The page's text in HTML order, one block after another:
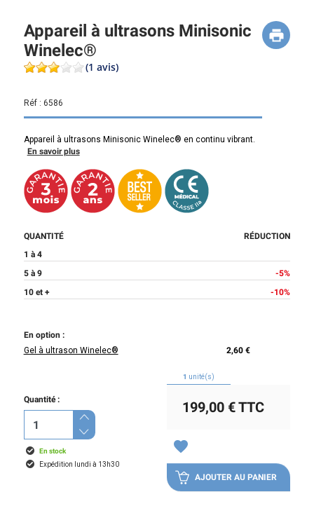
Appareil à ultrasons Minisonic
Winelec®
(1 avis)
Réf : 6586
Appareil à ultrasons Minisonic Winelec® en continu vibrant.
En savoir plus
QUANTITÉ
RÉDUCTION
1 à 4
5 à 9
-5%
10 et +
-10%
En option :
Gel à ultrason Winelec®
2,60 €
Quantité :
En stock
Expédition lundi à 13h30
1 unité(s)
199,00 €TTC
favorite
AJOUTER AU PANIER